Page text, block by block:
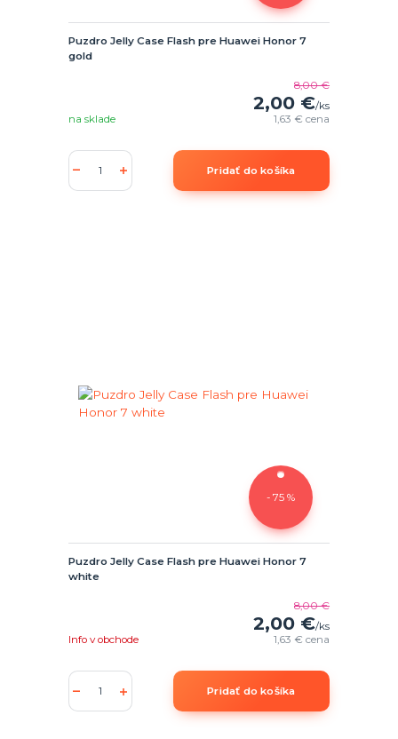
Puzdro Jelly Case Flash pre Huawei Honor 7
gold
8,00 €
2,00 €/ks
1,63 €cena
na sklade
Pridať do košíka
- 75 %
Puzdro Jelly Case Flash pre Huawei Honor 7
white
8,00 €
2,00 €/ks
1,63 €cena
Info v obchode
Pridať do košíka